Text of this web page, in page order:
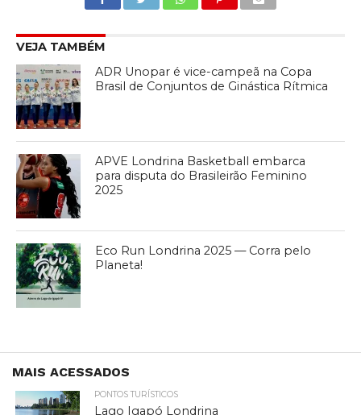
VEJA TAMBÉM
ADR Unopar é vice-campeã na Copa
Brasil de Conjuntos de Ginástica Rítmica
APVE Londrina Basketball embarca
para disputa do Brasileirão Feminino
2025
Eco Run Londrina 2025 — Corra pelo
Planeta!
MAIS ACESSADOS
PONTOS TURÍSTICOS
Lago Igapó Londrina